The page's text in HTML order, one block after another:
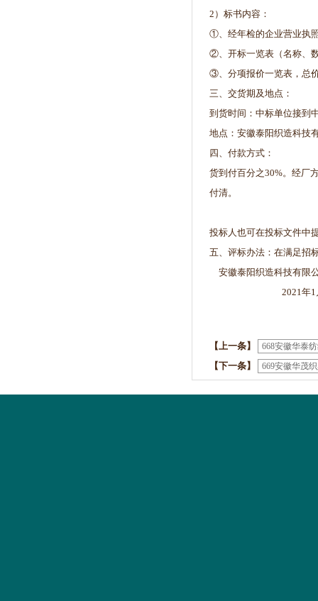
2）标书内容：
①、经年检的企业营业执
②、开标一览表（名称、
③、分项报价一览表，总
三、交货期及地点：
到货时间：中标单位接到
地点：安徽泰阳织造科技
四、付款方式：
货到付百分之30%。经厂
付清。
投标人也可在投标文件中
五、评标办法：在满足招
安徽泰阳织造科技有限
2021年1月
【上一条】 668安徽华泰
【下一条】 669安徽华茂